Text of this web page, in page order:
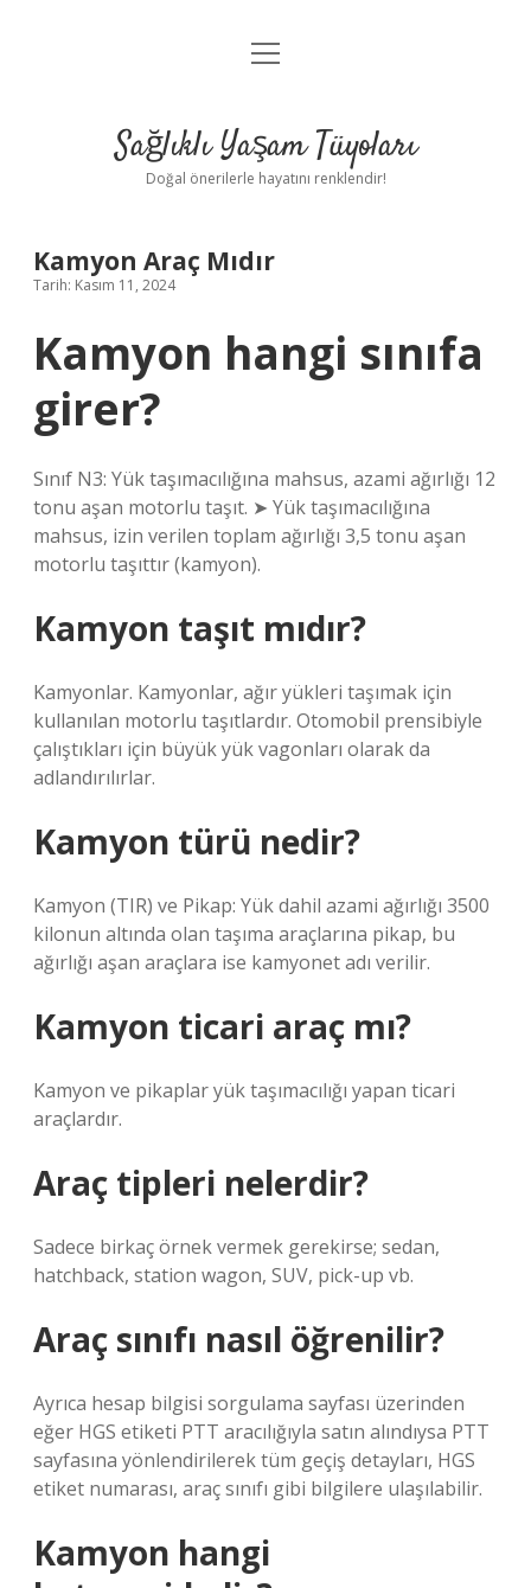
Anasayfa
Yasal Uyarı
menüyü
Sağlıklı Yaşam Tüyoları
Doğal önerilerle hayatını renklendir!
Kamyon Araç Mıdır
Tarih: Kasım 11, 2024
Kamyon hangi sınıfa
girer?
Sınıf N3: Yük taşımacılığına mahsus, azami ağırlığı 12
tonu aşan motorlu taşıt. ➤ Yük taşımacılığına
mahsus, izin verilen toplam ağırlığı 3,5 tonu aşan
motorlu taşıttır (kamyon).
Kamyon taşıt mıdır?
Kamyonlar. Kamyonlar, ağır yükleri taşımak için
kullanılan motorlu taşıtlardır. Otomobil prensibiyle
çalıştıkları için büyük yük vagonları olarak da
adlandırılırlar.
Kamyon türü nedir?
Kamyon (TIR) ​​ve Pikap: Yük dahil azami ağırlığı 3500
kilonun altında olan taşıma araçlarına pikap, bu
ağırlığı aşan araçlara ise kamyonet adı verilir.
Kamyon ticari araç mı?
Kamyon ve pikaplar yük taşımacılığı yapan ticari
araçlardır.
Araç tipleri nelerdir?
Sadece birkaç örnek vermek gerekirse; sedan,
hatchback, station wagon, SUV, pick-up vb.
Araç sınıfı nasıl öğrenilir?
Ayrıca hesap bilgisi sorgulama sayfası üzerinden
eğer HGS etiketi PTT aracılığıyla satın alındıysa PTT
sayfasına yönlendirilerek tüm geçiş detayları, HGS
etiket numarası, araç sınıfı gibi bilgilere ulaşılabilir.
Kamyon hangi